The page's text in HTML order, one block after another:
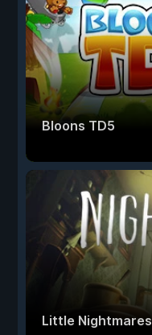
Bloons TD5
Little Nightmares